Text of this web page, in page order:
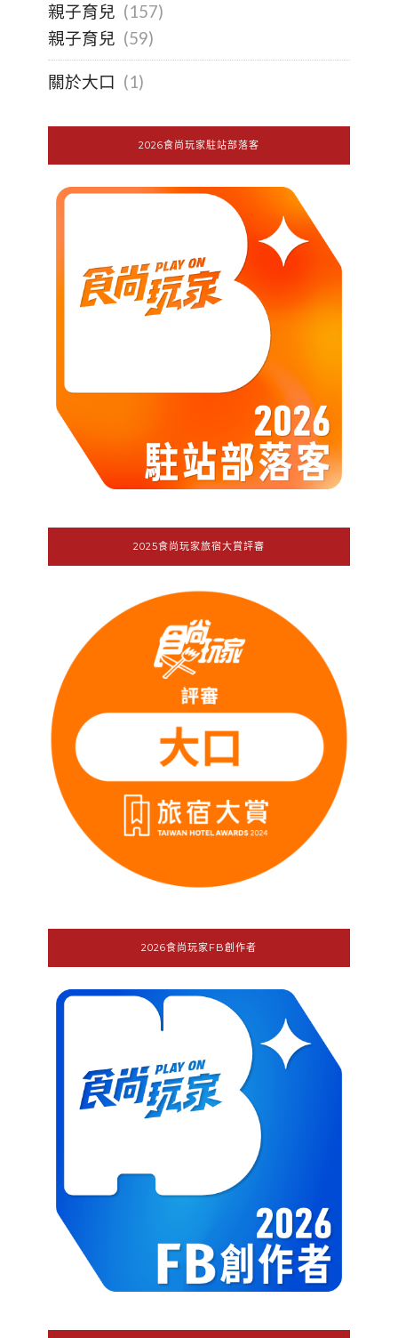
親子育兒 (157)
親子育兒 (59)
關於大口 (1)
2026食尚玩家駐站部落客
2025食尚玩家旅宿大賞評審
2026食尚玩家FB創作者